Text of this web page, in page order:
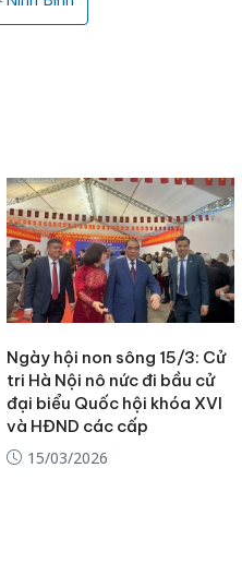
Ngày hội non sông 15/3: Cử
tri Hà Nội nô nức đi bầu cử
đại biểu Quốc hội khóa XVI
và HĐND các cấp
15/03/2026